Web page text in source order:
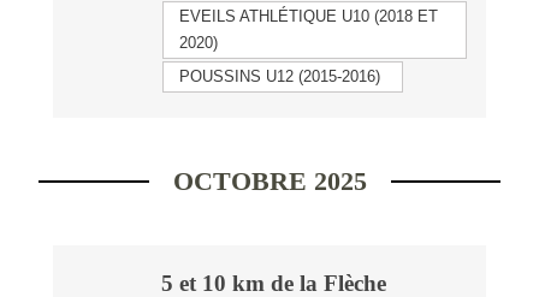
EVEILS ATHLÉTIQUE U10 (2018 ET
2020)
POUSSINS U12 (2015-2016)
OCTOBRE 2025
5 et 10 km de la Flèche